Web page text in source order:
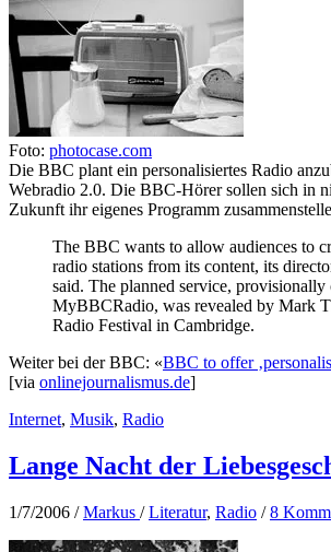
Foto: photocase.com
Die BBC plant ein personalisiertes Radio
Webradio 2.0. Die BBC-Hörer sollen sich in
Zukunft ihr eigenes Programm
The BBC wants to allow audiences to
radio stations from its content, its
said. The planned service, provisionally
MyBBCRadio, was revealed by Mark
Radio Festival in Cambridge.
Weiter bei der BBC: «BBC to offer
[via onlinejournalismus.de]
Internet, Musik, Radio
Lange Nacht der
1/7/2006 /Markus /Literatur, Radio /8